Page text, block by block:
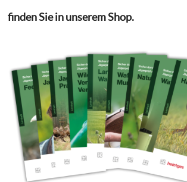
finden Sie in unserem Shop.